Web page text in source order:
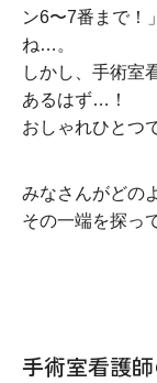
ン6〜7番まで！
ね…。
しかし、手術室
あるはず…！
おしゃれひとつ
みなさんがどの
その一端を探っ
手術室看護